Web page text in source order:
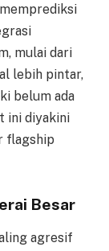
mulai dari
lebih pintar,
belum ada
ini diyakini
flagship
Besar
agresif